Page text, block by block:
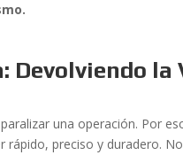
Devolviendo la
una operación. Por
rápido, preciso y duradero.